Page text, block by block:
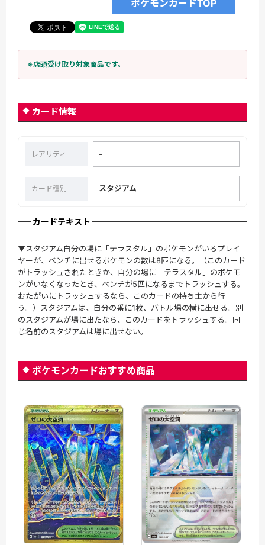
ポケモンカードTOP
※店頭受け取り対象商品です。
カード情報
レアリティ -
カード種別 スタジアム
カードテキスト
▼スタジアム自分の場に「テラスタル」のポケモンがいるプレイ
ヤーが、ベンチに出せるポケモンの数は8匹になる。（このカード
がトラッシュされたときか、自分の場に「テラスタル」のポケモ
ンがいなくなったとき、ベンチが5匹になるまでトラッシュする。
おたがいにトラッシュするなら、このカードの持ち主から行
う。）スタジアムは、自分の番に1枚、バトル場の横に出せる。別
のスタジアムが場に出たなら、このカードをトラッシュする。同
じ名前のスタジアムは場に出せない。
ポケモンカードおすすめ商品